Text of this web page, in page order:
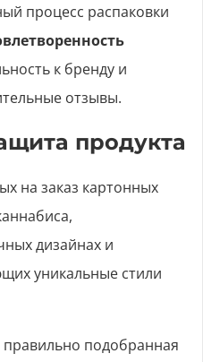
процесс распаковки
к бренду и
отзывы.
продукта
подобранная